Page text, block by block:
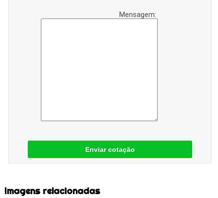
Mensagem:
Enviar cotação
Imagens relacionadas